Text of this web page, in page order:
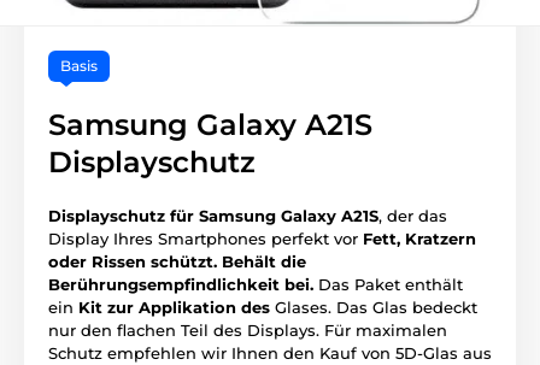
Basis
Samsung Galaxy A21S
Displayschutz
Displayschutz für Samsung Galaxy A21S, der das
Display Ihres Smartphones perfekt vor Fett, Kratzern
oder Rissen schützt. Behält die
Berührungsempfindlichkeit bei. Das Paket enthält
ein Kit zur Applikation des Glases. Das Glas bedeckt
nur den flachen Teil des Displays. Für maximalen
Schutz empfehlen wir Ihnen den Kauf von 5D-Glas aus